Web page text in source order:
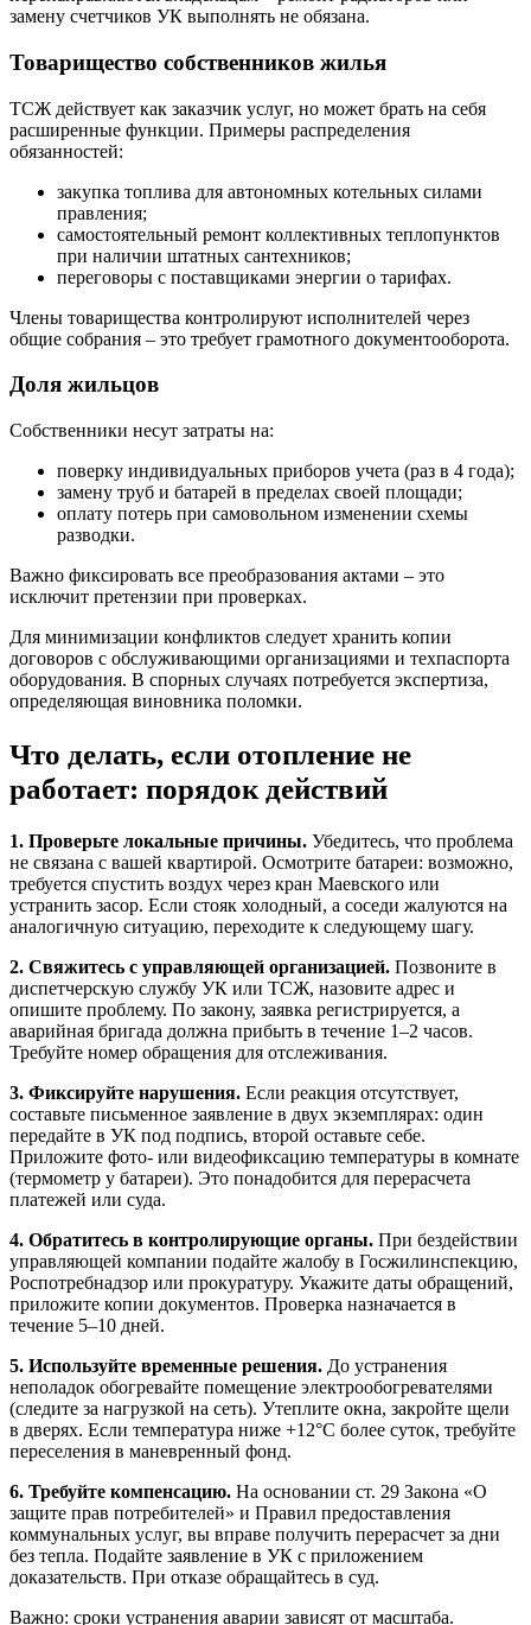
замену счетчиков УК выполнять не обязана.
Товарищество собственников жилья
ТСЖ действует как заказчик услуг, но может брать на себя
расширенные функции. Примеры распределения
обязанностей:
закупка топлива для автономных котельных силами
правления;
самостоятельный ремонт коллективных теплопунктов
при наличии штатных сантехников;
переговоры с поставщиками энергии о тарифах.
Члены товарищества контролируют исполнителей через
общие собрания – это требует грамотного документооборота.
Доля жильцов
Собственники несут затраты на:
поверку индивидуальных приборов учета (раз в 4 года);
замену труб и батарей в пределах своей площади;
оплату потерь при самовольном изменении схемы
разводки.
Важно фиксировать все преобразования актами – это
исключит претензии при проверках.
Для минимизации конфликтов следует хранить копии
договоров с обслуживающими организациями и техпаспорта
оборудования. В спорных случаях потребуется экспертиза,
определяющая виновника поломки.
Что делать, если отопление не
работает: порядок действий
1. Проверьте локальные причины. Убедитесь, что проблема
не связана с вашей квартирой. Осмотрите батареи: возможно,
требуется спустить воздух через кран Маевского или
устранить засор. Если стояк холодный, а соседи жалуются на
аналогичную ситуацию, переходите к следующему шагу.
2. Свяжитесь с управляющей организацией. Позвоните в
диспетчерскую службу УК или ТСЖ, назовите адрес и
опишите проблему. По закону, заявка регистрируется, а
аварийная бригада должна прибыть в течение 1–2 часов.
Требуйте номер обращения для отслеживания.
3. Фиксируйте нарушения. Если реакция отсутствует,
составьте письменное заявление в двух экземплярах: один
передайте в УК под подпись, второй оставьте себе.
Приложите фото- или видеофиксацию температуры в комнате
(термометр у батареи). Это понадобится для перерасчета
платежей или суда.
4. Обратитесь в контролирующие органы. При бездействии
управляющей компании подайте жалобу в Госжилинспекцию,
Роспотребнадзор или прокуратуру. Укажите даты обращений,
приложите копии документов. Проверка назначается в
течение 5–10 дней.
5. Используйте временные решения. До устранения
неполадок обогревайте помещение электрообогревателями
(следите за нагрузкой на сеть). Утеплите окна, закройте щели
в дверях. Если температура ниже +12°C более суток, требуйте
переселения в маневренный фонд.
6. Требуйте компенсацию. На основании ст. 29 Закона «О
защите прав потребителей» и Правил предоставления
коммунальных услуг, вы вправе получить перерасчет за дни
без тепла. Подайте заявление в УК с приложением
доказательств. При отказе обращайтесь в суд.
Важно: сроки устранения аварии зависят от масштаба.